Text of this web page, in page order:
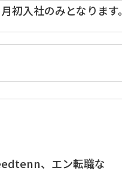
初入社のみとなります。
、エン転職な